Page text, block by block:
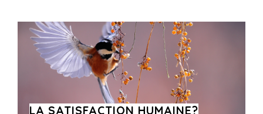
LA SATISFACTION HUMAINE?